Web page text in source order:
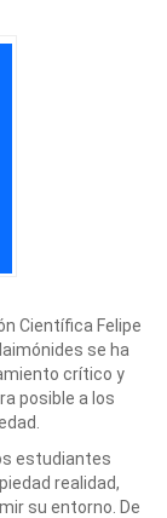
Científica Felipe
se ha
crítico y
posible a los
estudiantes
realidad,
su entorno. De